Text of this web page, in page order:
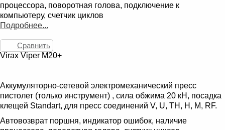
процессора, поворотная голова, подключение к
компьютеру, счетчик циклов
Подробнее...
Сравнить
Virax Viper M20+
Аккумуляторно-сетевой электромеханический пресс
пистолет (только инструмент) , сила обжима 20 кН, посадка
клещей Standart, для пресс соединений V, U, TH, H, M, RF.
Автовозврат поршня, индикатор ошибок, наличие